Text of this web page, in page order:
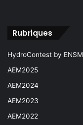
Rubriques
HydroContest by ENSM
AEM2025
AEM2024
AEM2023
AEM2022